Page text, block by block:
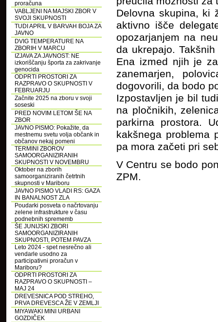
proračuna
VABLJENI NA MAJSKI ZBOR V
SVOJI SKUPNOSTI
TUDI APRIL V BARVAH BOJA ZA
JAVNO
DVIG TEMPERATURE NA
ZBORIH V MARCU
IZJAVA ZA JAVNOST: NE
izkoriščanju športa za zakrivanje
genocida
ODPRTI PROSTORI ZA
RAZPRAVO O SKUPNOSTI V
FEBRUARJU
Začnite 2025 na zboru v svoji
soseski
PRED NOVIM LETOM ŠE NA
ZBOR
JAVNO PISMO: Pokažite, da
mestnemu svetu volja občank in
občanov nekaj pomeni
TERMINI ZBOROV
SAMOORGANIZIRANIH
SKUPNOSTI V NOVEMBRU
Oktober na zborih
samoorganiziranih četrtnih
skupnosti v Mariboru
JAVNO PISMO VLADI RS: GAZA
IN BANALNOST ZLA
Poudarki posveta o načrtovanju
zelene infrastrukture v času
podnebnih sprememb
ŠE JUNIJSKI ZBORI
SAMOORGANIZIRANIH
SKUPNOSTI, POTEM PAVZA
Leto 2024 - spet nesrečno ali
vendarle usodno za
participativni proračun v
Mariboru?
ODPRTI PROSTORI ZA
RAZPRAVO O SKUPNOSTI –
MAJ 24
DREVESNICA POD STREHO,
PRVA DREVESCA ŽE V ZEMLJI
MIYAWAKI MINI URBANI
GOZDIČEK
Delovna skupina, ki
aktivno išče
opozarjanjem na
da ukrepajo.
Ena izmed njih je
zanemarjen,
dogovorili, da bodo
Izpostavljen je bil
na pločnikih,
parkirna prostora.
kakšnega problema
pa mora začeti pri
V Centru se bodo
ZPM.